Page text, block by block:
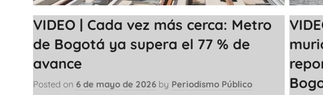
VIDEO | Cada vez más cerca: Metro
de Bogotá ya supera el 77 % de
avance
Posted on 6 de mayo de 2026 by Periodismo Público